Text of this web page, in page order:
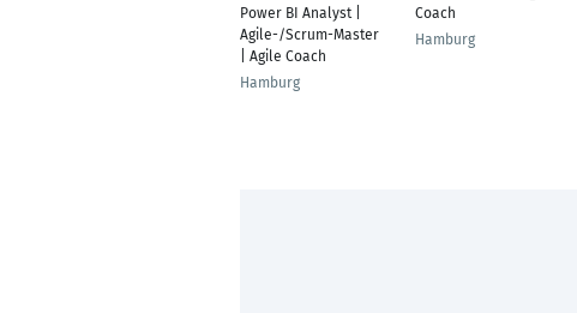
Power BI Analyst |
Agile-/Scrum-Master
| Agile Coach
Hamburg
Coach
Hamburg